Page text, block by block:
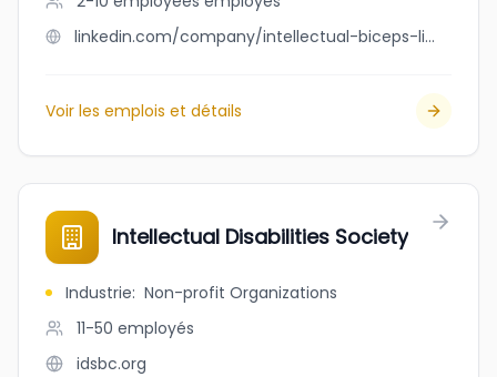
linkedin.com/company/intellectual-biceps-limited-ib
Voir les emplois et détails
Intellectual Disabilities Society
Industrie: Non-profit Organizations
11-50 employés
idsbc.org